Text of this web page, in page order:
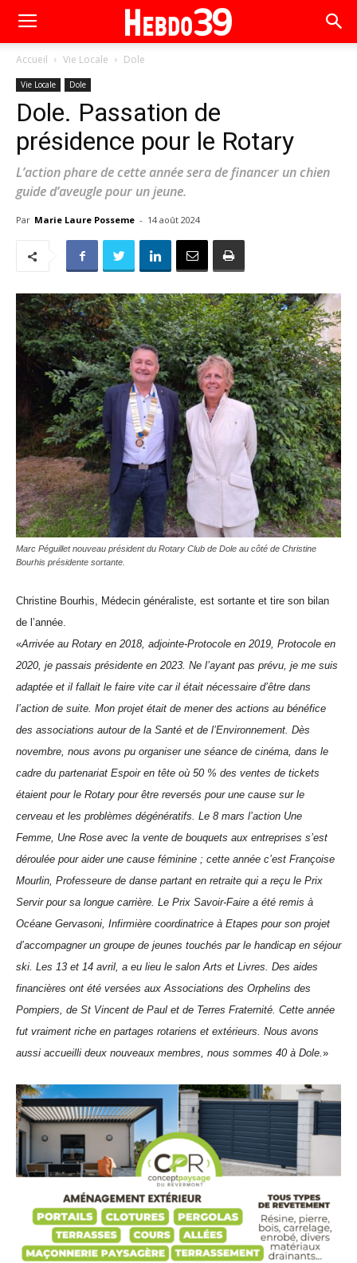
Accueil Vie Locale Dole
Vie Locale Dole
Dole. Passation de
présidence pour le Rotary
L’action phare de cette année sera de financer un chien
guide d’aveugle pour un jeune.
Par Marie Laure Posseme - 14 août 2024
Marc Péguillet nouveau président du Rotary Club de Dole au côté de Christine
Bourhis présidente sortante.
Christine Bourhis, Médecin généraliste, est sortante et tire son bilan
de l’année.
«Arrivée au Rotary en 2018, adjointe-Protocole en 2019, Protocole en
2020, je passais présidente en 2023. Ne l’ayant pas prévu, je me suis
adaptée et il fallait le faire vite car il était nécessaire d’être dans
l’action de suite. Mon projet était de mener des actions au bénéfice
des associations autour de la Santé et de l’Environnement. Dès
novembre, nous avons pu organiser une séance de cinéma, dans le
cadre du partenariat Espoir en tête où 50 % des ventes de tickets
étaient pour le Rotary pour être reversés pour une cause sur le
cerveau et les problèmes dégénératifs. Le 8 mars l’action Une
Femme, Une Rose avec la vente de bouquets aux entreprises s’est
déroulée pouraider une cause féminine ; cette année c’est Françoise
Mourlin, Professeure de danse partant en retraite qui a reçu le Prix
Servir pour sa longue carrière. Le Prix Savoir-Faire a été remis à
Océane Gervasoni, Infirmière coordinatrice à Etapes pour son projet
d’accompagner un groupe de jeunes touchés par le handicap en séjour
ski. Les 13 et 14 avril, a eu lieu le salon Arts et Livres. Des aides
financières ont été versées auxAssociations des Orphelins des
Pompiers, de St Vincent de Paul et de Terres Fraternité. Cette année
fut vraiment riche en partages rotariens et extérieurs. Nous avons
aussi accueilli deux nouveaux membres, nous sommes 40 à Dole.»